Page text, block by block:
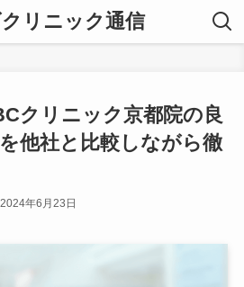
リニック通信
クリニック京都院の良
他社と比較しながら徹
2024年6月23日